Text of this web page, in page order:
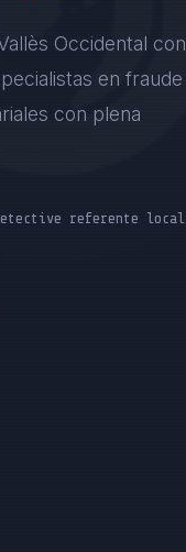
Occidental con
en fraude
con plena
referente local